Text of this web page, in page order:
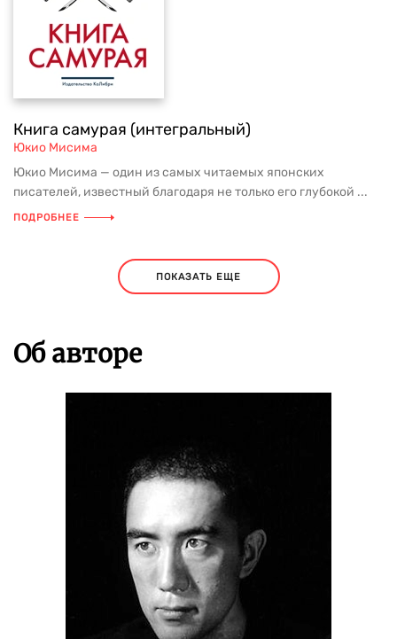
Книга самурая (интегральный)
Юкио Мисима
Юкио Мисима — один из самых читаемых японских
писателей, известный благодаря не только его глубокой ...
ПОДРОБНЕЕ
ПОКАЗАТЬ ЕЩЕ
Об авторе